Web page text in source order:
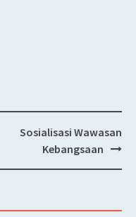
Sosialisasi Wawasan
Kebangsaan